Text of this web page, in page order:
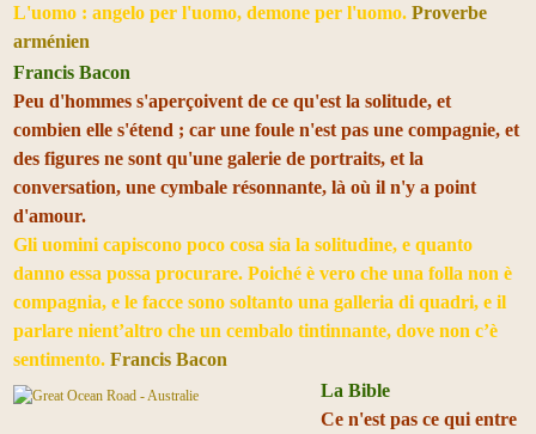
L'uomo : angelo per l'uomo, demone per l'uomo. Proverbe
arménien
Francis Bacon
Peu d'hommes s'aperçoivent de ce qu'est la solitude, et
combien elle s'étend ; car une foule n'est pas une compagnie, et
des figures ne sont qu'une galerie de portraits, et la
conversation, une cymbale résonnante, là où il n'y a point
d'amour.
Gli uomini capiscono poco cosa sia la solitudine, e quanto
danno essa possa procurare. Poiché è vero che una folla non è
compagnia, e le facce sono soltanto una galleria di quadri, e il
parlare nient’altro che un cembalo tintinnante, dove non c’è
sentimento. Francis Bacon
La Bible
Ce n'est pas ce qui entre